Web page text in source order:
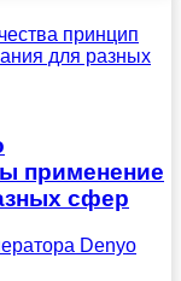
принцип
для разных
применение
сфер
Denyo